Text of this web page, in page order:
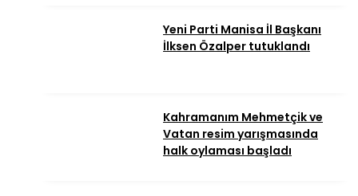
Yeni Parti Manisa İl Başkanı
İlksen Özalper tutuklandı
Kahramanım Mehmetçik ve
Vatan resim yarışmasında
halk oylaması başladı